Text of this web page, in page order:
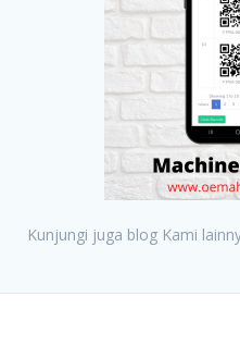
Kunjungi juga blog Kami